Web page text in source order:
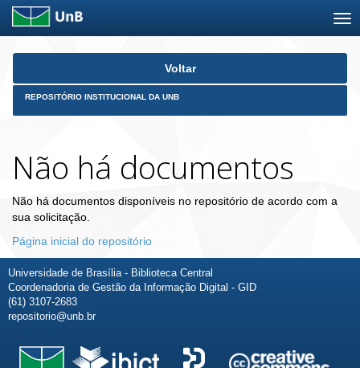
Skip
Voltar
REPOSITÓRIO INSTITUCIONAL DA UNB
Não há documentos
Não há documentos disponíveis no repositório de acordo com a
sua solicitação.
Página inicial do repositório
Universidade de Brasília - Biblioteca Central
Coordenadoria de Gestão da Informação Digital - GID
(61) 3107-2683
repositorio@unb.br